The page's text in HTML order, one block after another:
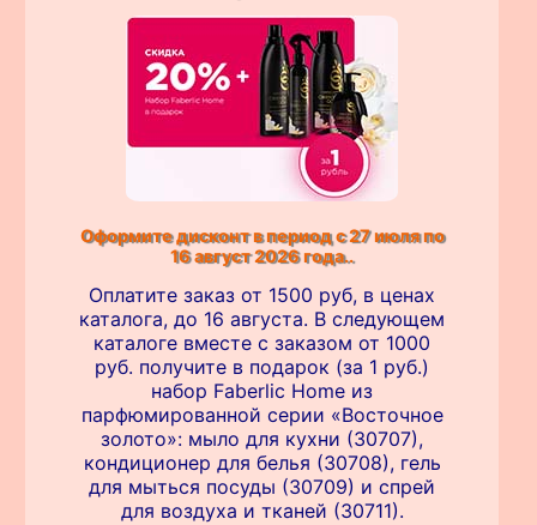
Оформите дисконт в период с 27 июля по
16 август 2026 года..
Оплатите заказ от 1500 руб, в ценах
каталога, до 16 августа. В следующем
каталоге вместе с заказом от 1000
руб. получите в подарок (за 1 руб.)
набор Faberlic Home из
парфюмированной серии «Восточное
золото»: мыло для кухни (30707),
кондиционер для белья (30708), гель
для мыться посуды (30709) и спрей
для воздуха и тканей (30711).